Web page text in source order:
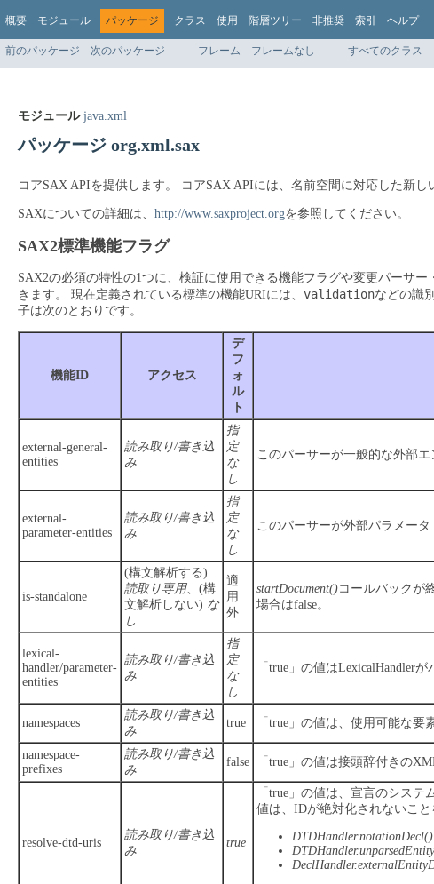
概要 モジュール パッケージ クラス 使用 階層ツリー 非推奨 索引 ヘルプ
前のパッケージ 次のパッケージ フレーム フレームなし すべてのクラス
モジュール java.xml
パッケージ org.xml.sax
コアSAX APIを提供します。 コアSAX APIには、名前空間に対応した新
SAXについての詳細は、 http://www.saxproject.orgを参照してください。
SAX2標準機能フラグ
SAX2の必須の特性の1つに、検証に使用できる機能フラグや変更パーサ
きます。
現在定義されている標準の機能URIには、 validationなどの識
子は次のとおりです。
機能ID アクセス
デ
フ
ォ
ル
ト
external-general-
entities
読み取り/書き込
み
指
定
な
し
このパーサーが一般的な外部
external-
parameter-entities
読み取り/書き込
み
指
定
な
し
このパーサーが外部パラメー
is-standalone
(構文解析する)
読取り専用、(構
文解析しない) な
し
適
用
外
startDocument()コールバックが
場合はfalse。
lexical-
handler/parameter-
entities
読み取り/書き込
み
指
定
な
し
「true」の値はLexicalHandler
namespaces
読み取り/書き込
み
true 「true」の値は、使用可能な
namespace-
prefixes
読み取り/書き込
み
false 「true」の値は接頭辞付きの
resolve-dtd-uris
読み取り/書き込
み
true
「true」の値は、宣言のシス
値は、IDが絶対化されないこと
DTDHandler.notationDecl()